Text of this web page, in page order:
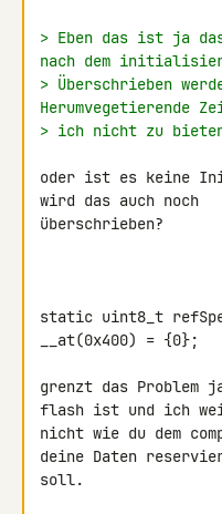
> Eben das ist ja
nach dem
> Überschrieben
Herumvegetierende
> ich nicht zu
oder ist es keine
wird das auch noch
überschrieben?
static uint8_t
__at(0x400) = {0};
grenzt das
flash ist und ich
nicht wie du dem
deine Daten
soll.